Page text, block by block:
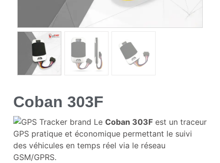
Coban 303F
Le Coban 303Fest un traceur
GPS pratique et économique permettant le suivi
des véhicules en temps réel via le réseau
GSM/GPRS.